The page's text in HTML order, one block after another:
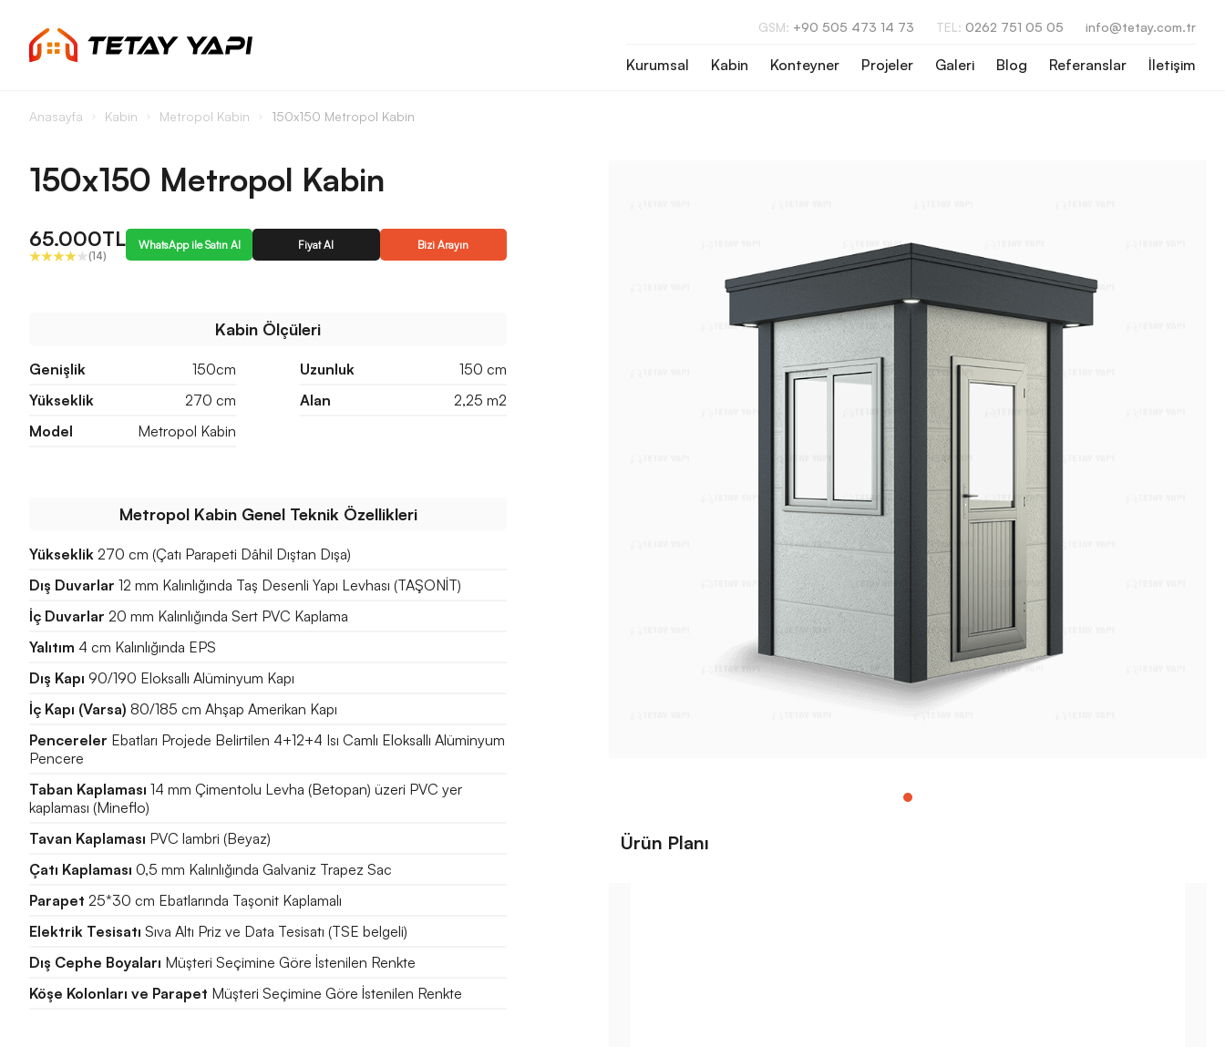
GSM: +90 505 473 14 73 TEL: 0262 751 05 05 info@tetay.com.tr
Kurumsal Kabin Konteyner Projeler Galeri Blog Referanslar İletişim
Anasayfa Kabin Metropol Kabin 150x150 Metropol Kabin
150x150 Metropol Kabin
65.000TL
(14)
WhatsApp ile Satın Al Fiyat Al Bizi Arayın
Kabin Ölçüleri
Genişlik 150cm Uzunluk
150 cm
Yükseklik
270 cm Alan
2,25 m2
Model
Metropol Kabin
Metropol Kabin Genel Teknik Özellikleri
Yükseklik 270 cm (Çatı Parapeti Dâhil Dıştan Dışa)
Dış Duvarlar 12 mm Kalınlığında Taş Desenli Yapı Levhası (TAŞONİT)
İç Duvarlar 20 mm Kalınlığında Sert PVC Kaplama
Yalıtım 4 cm Kalınlığında EPS
Dış Kapı 90/190 Eloksallı Alüminyum Kapı
İç Kapı (Varsa) 80/185 cm Ahşap Amerikan Kapı
Pencereler Ebatları Projede Belirtilen 4+12+4 Isı Camlı Eloksallı Alüminyum
Pencere
Taban Kaplaması 14 mm Çimentolu Levha (Betopan) üzeri PVC yer
kaplaması (Mineflo)
Tavan Kaplaması PVC lambri (Beyaz)
Çatı Kaplaması 0,5 mm Kalınlığında Galvaniz Trapez Sac
Parapet 25*30 cm Ebatlarında Taşonit Kaplamalı
Elektrik Tesisatı Sıva Altı Priz ve Data Tesisatı (TSE belgeli)
Dış Cephe Boyaları Müşteri Seçimine Göre İstenilen Renkte
Köşe Kolonları ve Parapet Müşteri Seçimine Göre İstenilen Renkte
Ürün Planı